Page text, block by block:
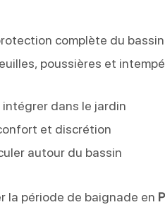
complète du
poussières et
dans le jardin
et discrétion
autour du bassin
la période de baignade en